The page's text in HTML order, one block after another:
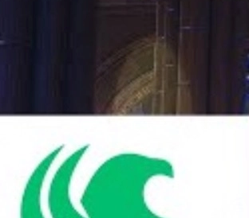
vs Vitality i IEM Cologne Major 2026-
karrigan vs ropz – plus hur cs skins